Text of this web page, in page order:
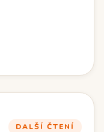
DALŠÍ ČTENÍ